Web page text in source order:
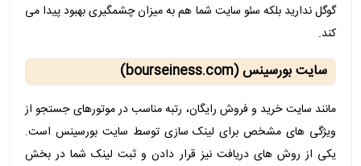
گوگل ندارید بلکه سئو سایت شما هم به میزان چشمگیری بهبود پیدا می
کند.
سایت بورسینس (bourseiness.com)
مانند سایت خرید و فروش رایگان، رتبه مناسب در موتورهای جستجو از
ویژگی های مشخص برای لینک سازی توسط سایت بورسینس است.
یکی از روش های دریافت نیز قرار دادن و ثبت لینک شما در بخش